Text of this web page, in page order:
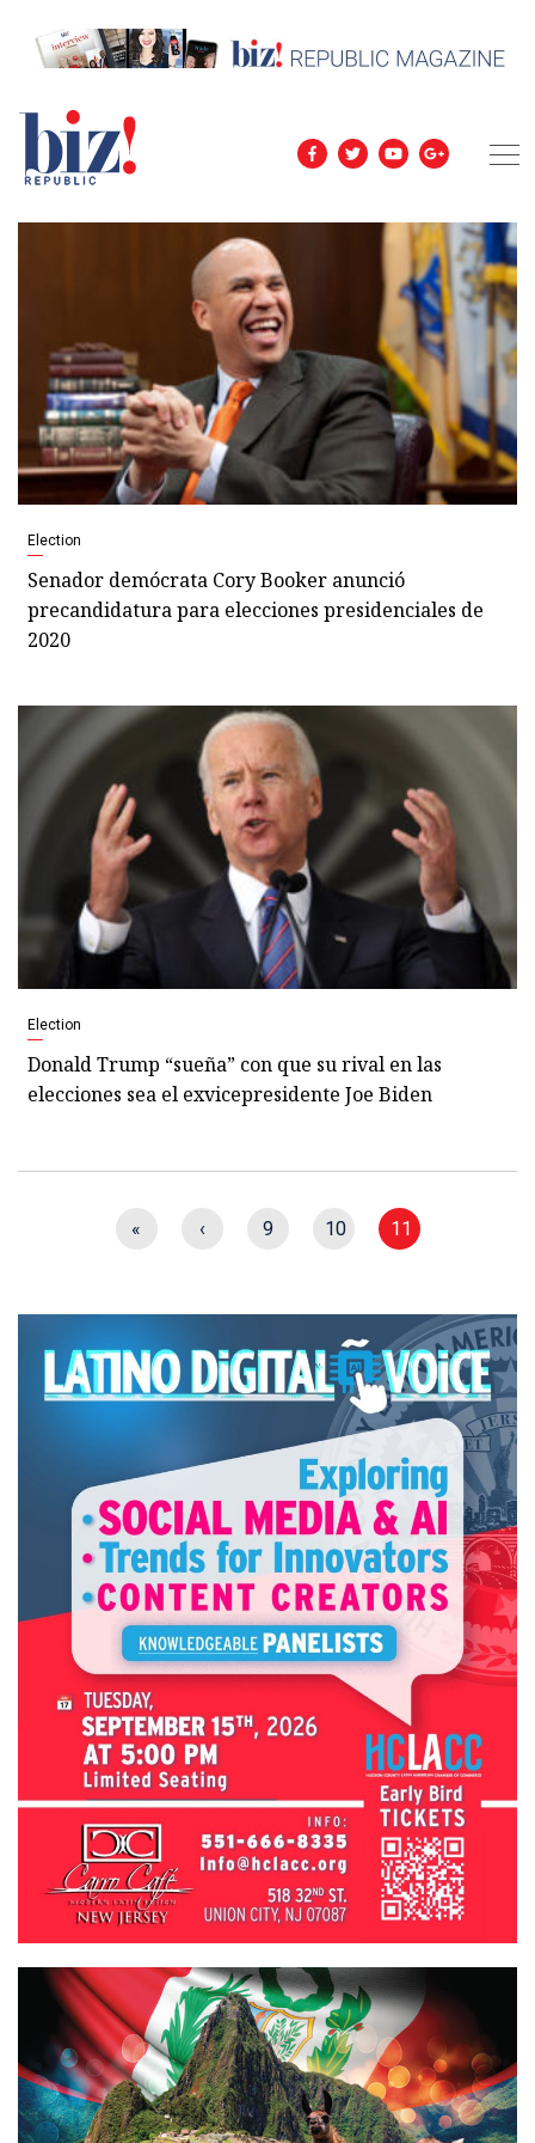
Election
Senador demócrata Cory Booker anunció
precandidatura para elecciones presidenciales de
2020
Election
Donald Trump “sueña” con que su rival en las
elecciones sea el exvicepresidente Joe Biden
« ‹ 9 10 11